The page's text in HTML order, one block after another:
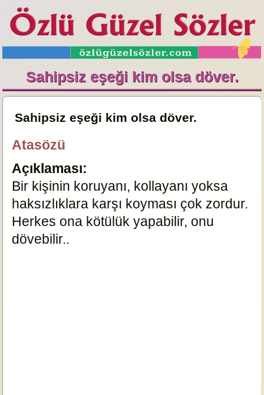
Sahipsiz eşeği kim olsa döver.
Sahipsiz eşeği kim olsa döver.
Atasözü
Açıklaması:
Bir kişinin koruyanı, kollayanı yoksa
haksızlıklara karşı koyması çok zordur.
Herkes ona kötülük yapabilir, onu
dövebilir..